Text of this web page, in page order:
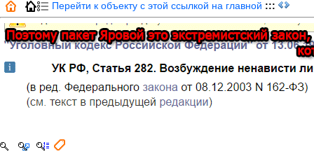
Перейти к объекту с этой ссылкой на главной :::